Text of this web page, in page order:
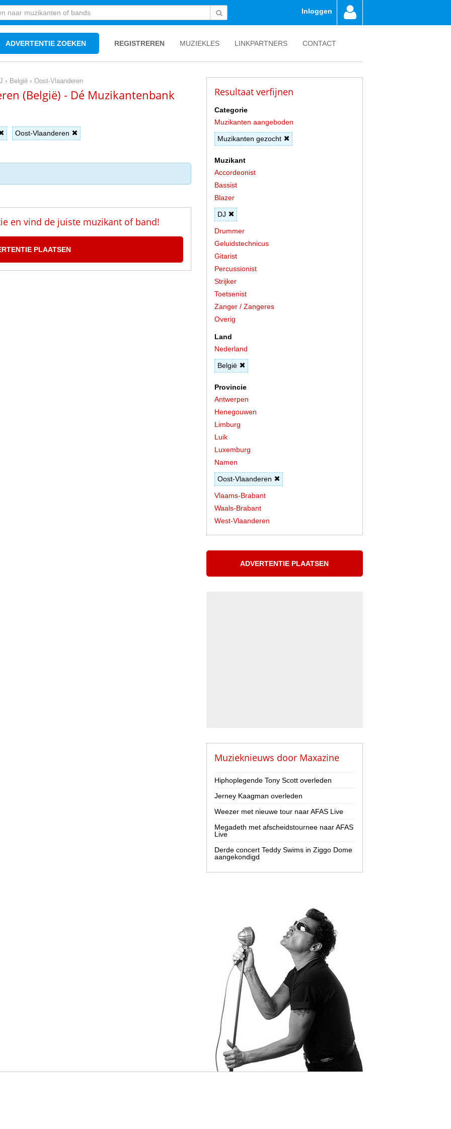
Inloggen
ADVERTENTIE ZOEKEN REGISTREREN MUZIEKLES LINKPARTNERS CONTACT
› België › Oost-Vlaanderen
(België) - Dé Muzikantenbank
Oost-Vlaanderen
en vind de juiste muzikant of band!
PLAATSEN
Resultaat verfijnen
Categorie
Muzikanten aangeboden
Muzikanten gezocht
Muzikant
Accordeonist
Bassist
Blazer
DJ
Drummer
Geluidstechnicus
Gitarist
Percussionist
Strijker
Toetsenist
Zanger / Zangeres
Overig
Land
Nederland
België
Provincie
Antwerpen
Henegouwen
Limburg
Luik
Luxemburg
Namen
Oost-Vlaanderen
Vlaams-Brabant
Waals-Brabant
West-Vlaanderen
ADVERTENTIE PLAATSEN
Muzieknieuws door Maxazine
Hiphoplegende Tony Scott overleden
Jerney Kaagman overleden
Weezer met nieuwe tour naar AFAS Live
Megadeth met afscheidstournee naar AFAS
Live
Derde concert Teddy Swims in Ziggo Dome
aangekondigd